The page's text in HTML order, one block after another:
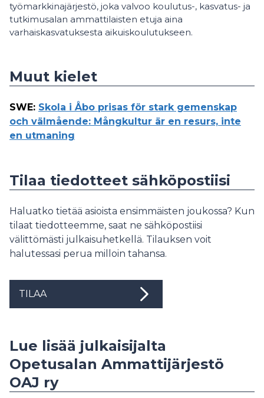
työmarkkinajärjestö, joka valvoo koulutus-, kasvatus- ja
tutkimusalan ammattilaisten etuja aina
varhaiskasvatuksesta aikuiskoulutukseen.
Muut kielet
SWE: Skola i Åbo prisas för stark gemenskap
och välmående: Mångkultur är en resurs, inte
en utmaning
Tilaa tiedotteet sähköpostiisi
Haluatko tietää asioista ensimmäisten joukossa? Kun
tilaat tiedotteemme, saat ne sähköpostiisi
välittömästi julkaisuhetkellä. Tilauksen voit
halutessasi perua milloin tahansa.
TILAA
Lue lisää julkaisijalta
Opetusalan Ammattijärjestö
OAJ ry